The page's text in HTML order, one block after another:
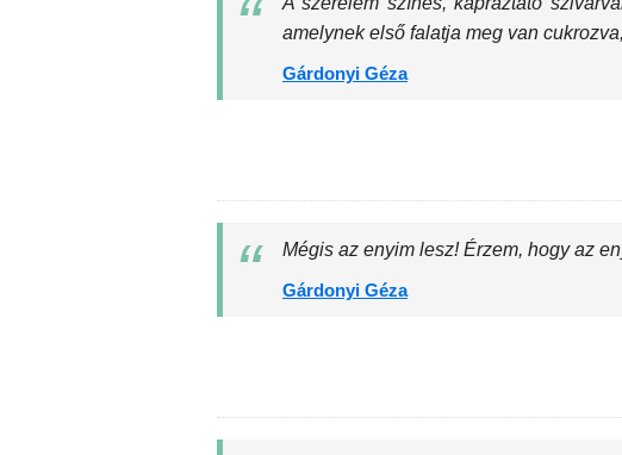
amelynek első falatja meg van
Gárdonyi Géza
Mégis az enyim lesz! Érzem, hogy az
Gárdonyi Géza